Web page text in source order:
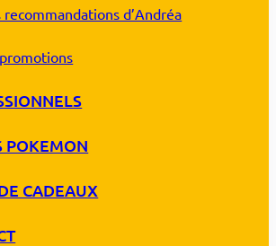
recommandations d’Andréa
POKEMON
CADEAUX